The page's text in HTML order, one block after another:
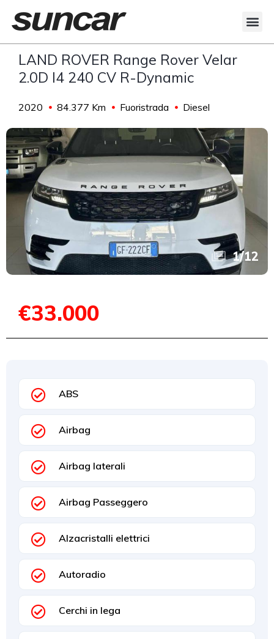
LAND ROVER Range Rover Velar
2.0D I4 240 CV R-Dynamic
2020 84.377 Km Fuoristrada Diesel
1/12
€33.000
ABS
Airbag
Airbag laterali
Airbag Passeggero
Alzacristalli elettrici
Autoradio
Cerchi in lega